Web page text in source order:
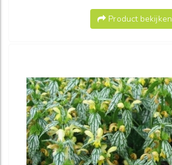
Product bekijken